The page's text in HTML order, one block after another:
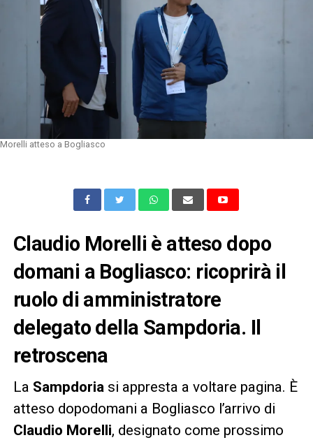
Morelli atteso a Bogliasco
Claudio Morelli è atteso dopo
domani a Bogliasco: ricoprirà il
ruolo di amministratore
delegato della Sampdoria. Il
retroscena
La Sampdoriasi appresta a voltare pagina. È
atteso dopodomani a Bogliasco l’arrivo di
Claudio Morelli, designato come prossimo